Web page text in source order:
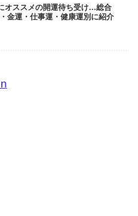
オススメの開運待ち受け…総合
金運・仕事運・健康運別に紹介